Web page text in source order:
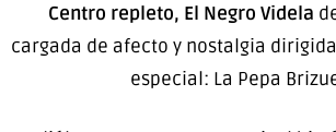
Centro repleto, El Negro Videla
cargada de afecto y nostalgia
especial: La Pepa